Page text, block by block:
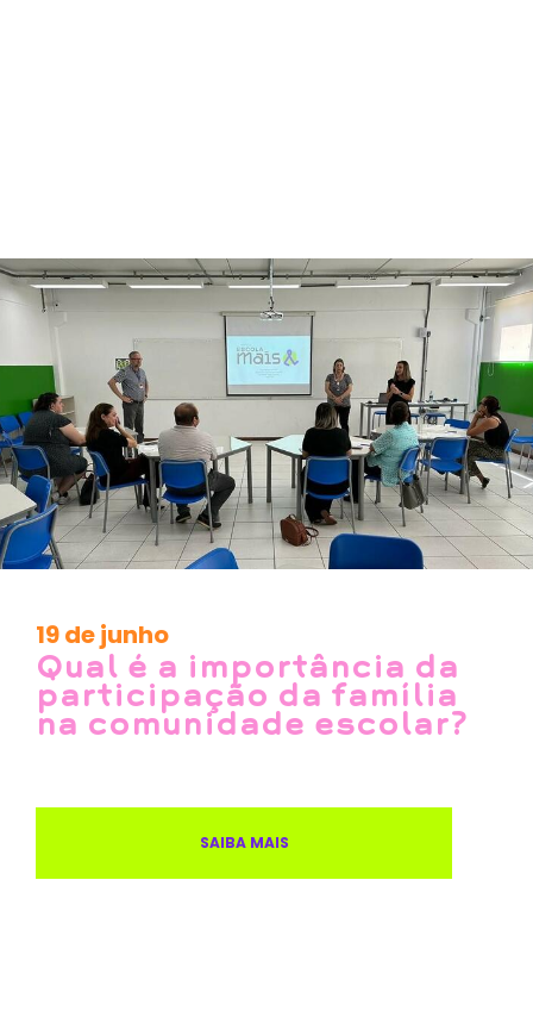
19 de junho
Qual é a importância da
participação da família
na comunidade escolar?
SAIBA MAIS